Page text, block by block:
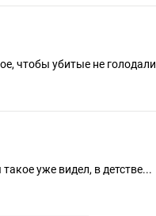
чтобы убитые не
уже видел, в детстве...